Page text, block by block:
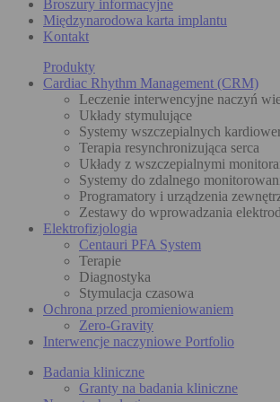
Broszury informacyjne
Międzynarodowa karta implantu
Kontakt
Produkty
Cardiac Rhythm Management (CRM)
Leczenie interwencyjne naczyń
Układy stymulujące
Systemy wszczepialnych
Terapia resynchronizująca serca
Układy z wszczepialnymi
Systemy do zdalnego
Programatory i urządzenia
Zestawy do wprowadzania elektrod
Elektrofizjologia
Centauri PFA System
Terapie
Diagnostyka
Stymulacja czasowa
Ochrona przed promieniowaniem
Zero-Gravity
Interwencje naczyniowe Portfolio
Badania kliniczne
Granty na badania kliniczne